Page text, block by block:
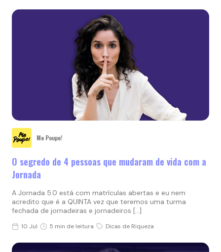
Me Poupe!
O segredo de 4 pessoas que mudaram de vida com a
Jornada
A Jornada 5.0 está com matrículas abertas e eu nem
acredito que é a QUINTA vez que teremos uma turma
fechada de jornadeiras e jornadeiros […]
10 Jul 5 min de leitura Dicas de Riqueza